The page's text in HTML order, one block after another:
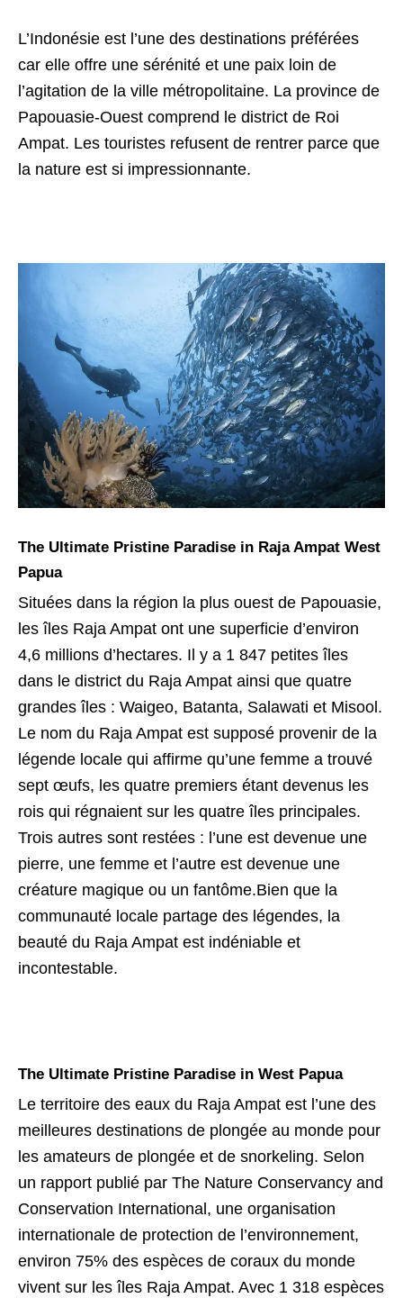
L’Indonésie est l’une des destinations préférées
car elle offre une sérénité et une paix loin de
l’agitation de la ville métropolitaine. La province de
Papouasie-Ouest comprend le district de Roi
Ampat. Les touristes refusent de rentrer parce que
la nature est si impressionnante.
The Ultimate Pristine Paradise in Raja Ampat West
Papua
Situées dans la région la plus ouest de Papouasie,
les îles Raja Ampat ont une superficie d’environ
4,6 millions d’hectares. Il y a 1 847 petites îles
dans le district du Raja Ampat ainsi que quatre
grandes îles : Waigeo, Batanta, Salawati et Misool.
Le nom du Raja Ampat est supposé provenir de la
légende locale qui affirme qu’une femme a trouvé
sept œufs, les quatre premiers étant devenus les
rois qui régnaient sur les quatre îles principales.
Trois autres sont restées : l’une est devenue une
pierre, une femme et l’autre est devenue une
créature magique ou un fantôme.Bien que la
communauté locale partage des légendes, la
beauté du Raja Ampat est indéniable et
incontestable.
The Ultimate Pristine Paradise in West Papua
Le territoire des eaux du Raja Ampat est l’une des
meilleures destinations de plongée au monde pour
les amateurs de plongée et de snorkeling. Selon
un rapport publié par The Nature Conservancy and
Conservation International, une organisation
internationale de protection de l’environnement,
environ 75% des espèces de coraux du monde
vivent sur les îles Raja Ampat. Avec 1 318 espèces